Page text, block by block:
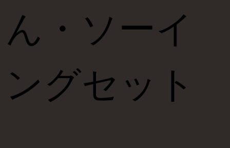
ん​・ソーイ
ングセット